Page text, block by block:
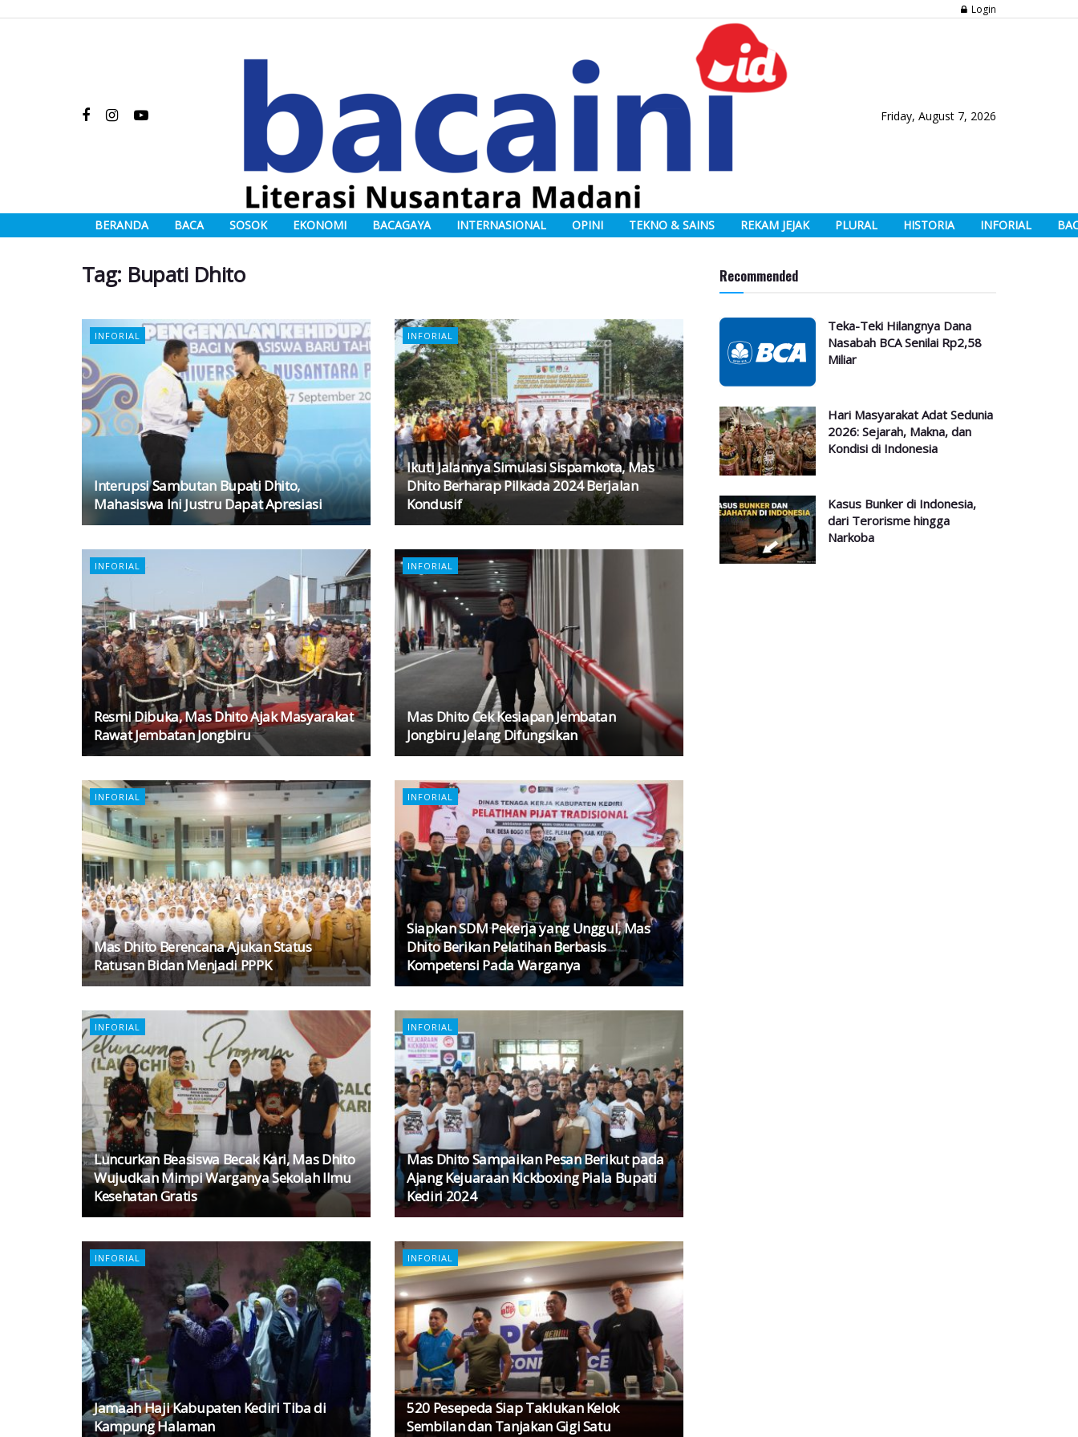
Login
Friday, August 7, 2026
BERANDA BACA SOSOK EKONOMI BACAGAYA INTERNASIONAL OPINI TEKNO & SAINS REKAM JEJAK PLURAL HISTORIA INFORIAL
Tag: Bupati Dhito
INFORIAL
Interupsi Sambutan Bupati Dhito,
Mahasiswa Ini Justru Dapat Apresiasi
INFORIAL
Ikuti Jalannya Simulasi Sispamkota, Mas
Dhito Berharap Pilkada 2024 Berjalan
Kondusif
INFORIAL
Resmi Dibuka, Mas Dhito Ajak Masyarakat
Rawat Jembatan Jongbiru
INFORIAL
Mas Dhito Cek Kesiapan Jembatan
Jongbiru Jelang Difungsikan
INFORIAL
Mas Dhito Berencana Ajukan Status
Ratusan Bidan Menjadi PPPK
INFORIAL
Siapkan SDM Pekerja yang Unggul, Mas
Dhito Berikan Pelatihan Berbasis
Kompetensi Pada Warganya
INFORIAL
Luncurkan Beasiswa Becak Kari, Mas Dhito
Wujudkan Mimpi Warganya Sekolah Ilmu
Kesehatan Gratis
INFORIAL
Mas Dhito Sampaikan Pesan Berikut pada
Ajang Kejuaraan Kickboxing Piala Bupati
Kediri 2024
INFORIAL
Jamaah Haji Kabupaten Kediri Tiba di
Kampung Halaman
INFORIAL
520 Pesepeda Siap Taklukan Kelok
Sembilan dan Tanjakan Gigi Satu
Recommended
Teka-Teki Hilangnya Dana
Nasabah BCA Senilai Rp2,58
Miliar
Hari Masyarakat Adat Sedunia
2026: Sejarah, Makna, dan
Kondisi di Indonesia
Kasus Bunker di Indonesia,
dari Terorisme hingga
Narkoba